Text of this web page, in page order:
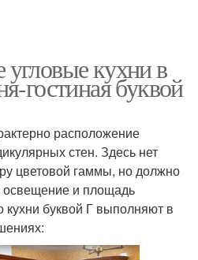
кухни в
гостиная буквой
расположение
стен. Здесь нет
цветовой гаммы, но должно
и площадь
буквой Г выполняют в